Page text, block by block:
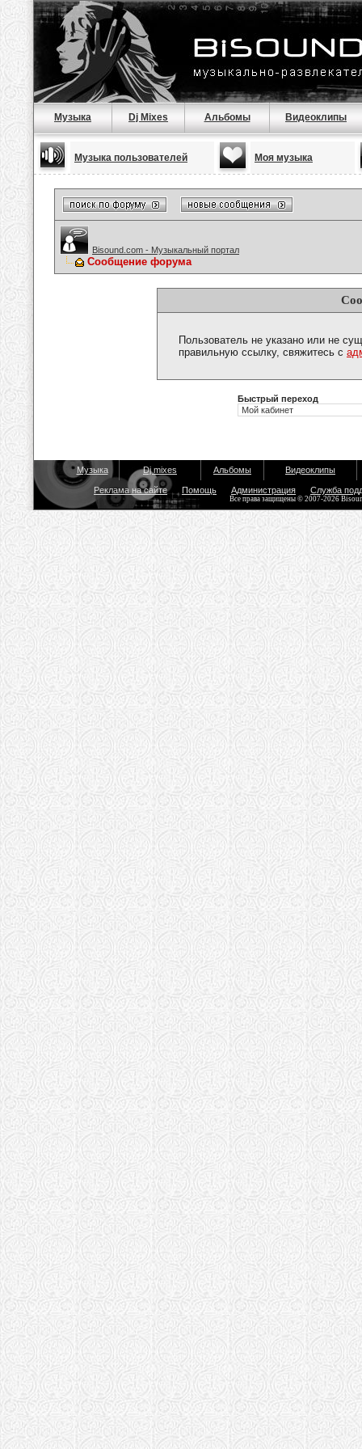
Музыка Dj Mixes Альбомы Видеоклипы
Музыка пользователей Моя музыка
Bisound.com - Музыкальный портал
Сообщение форума
Пользователь не указано или не
правильную ссылку, свяжитесь с
Быстрый переход
Музыка Dj mixes Альбомы Видеоклипы
Реклама на сайте Помощь Администрация Служба
Все права защищены © 2007-2026